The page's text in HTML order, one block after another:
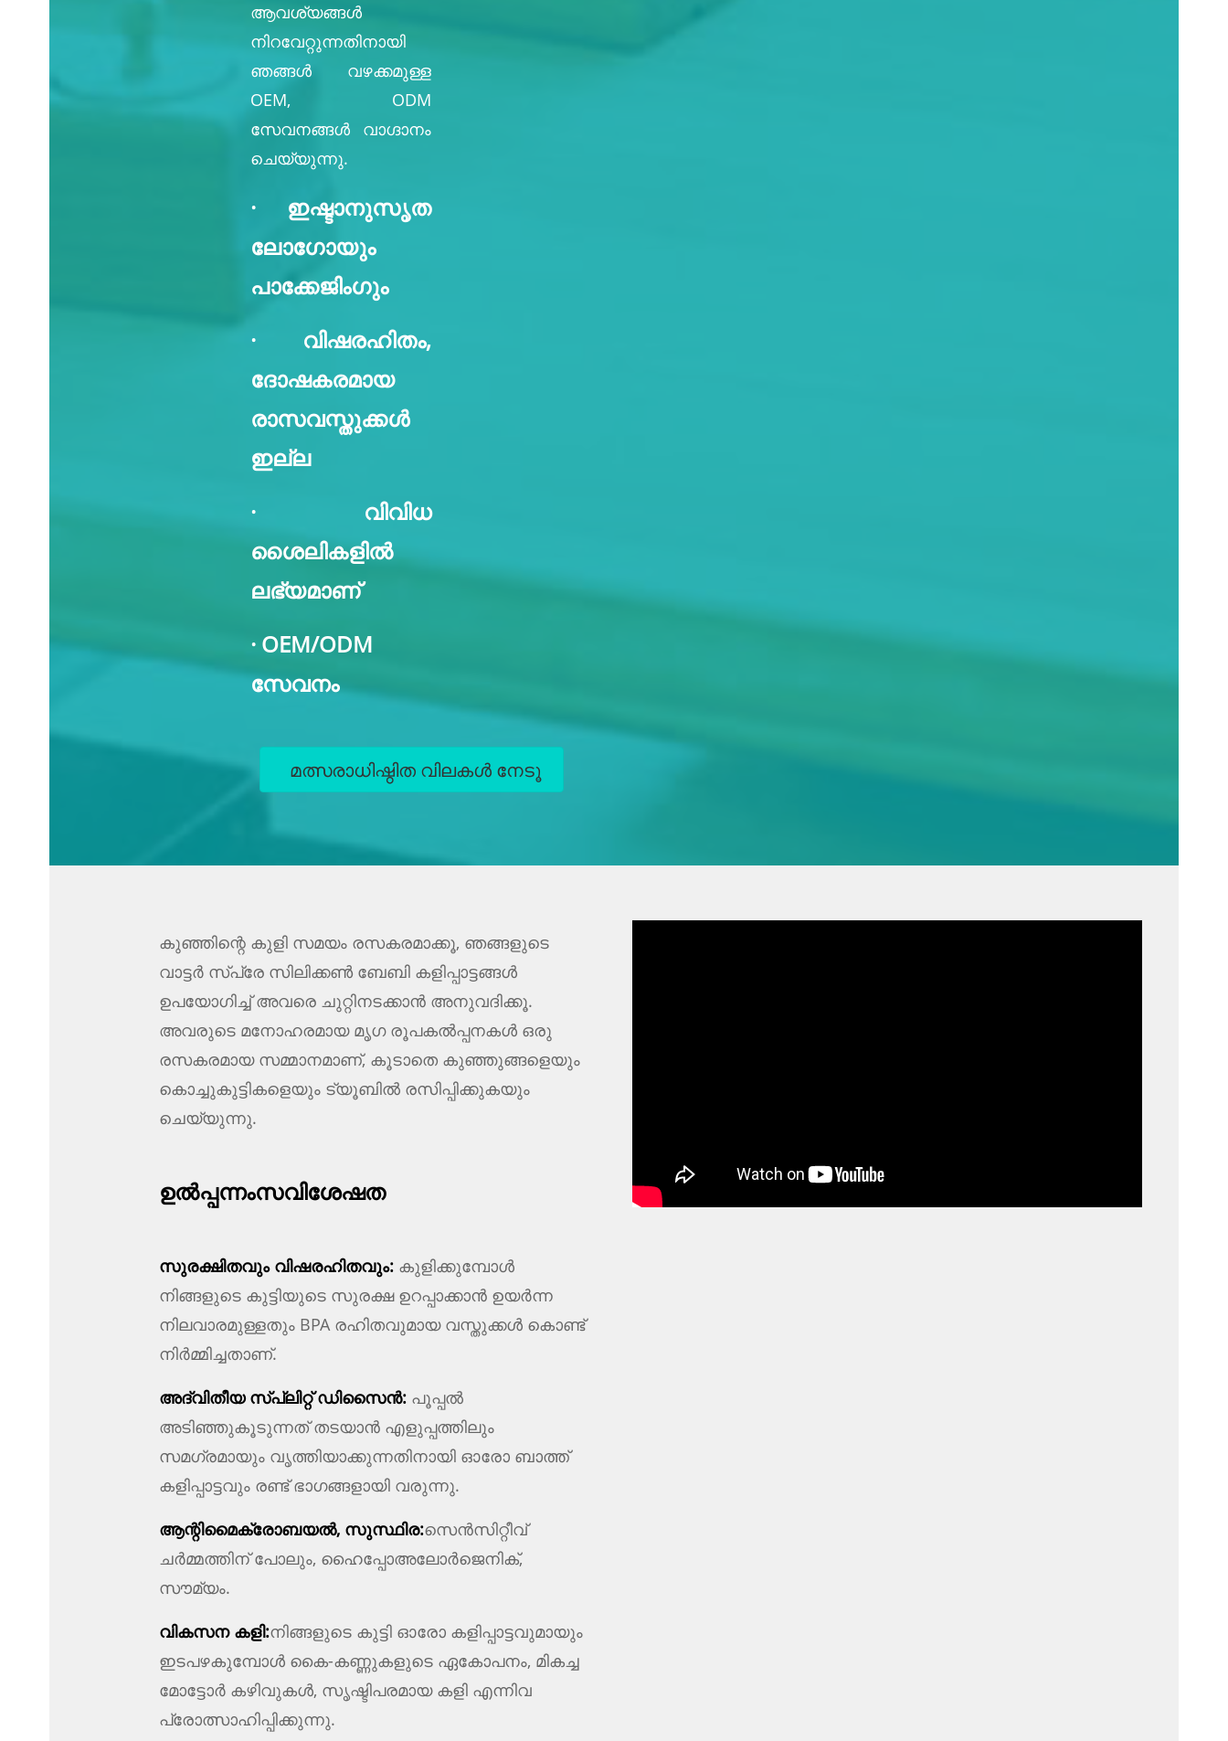
ആവശ്യങ്ങൾ
നിറവേറ്റുന്നതിനായി
ഞങ്ങൾ വഴക്കമുള്ള
OEM, ODM
സേവനങ്ങൾ വാഗ്ദാനം
ചെയ്യുന്നു.
· ഇഷ്ടാനുസൃത
ലോഗോയും
പാക്കേജിംഗും
· വിഷരഹിതം,
ദോഷകരമായ
രാസവസ്തുക്കൾ
ഇല്ല
· വിവിധ
ശൈലികളിൽ
ലഭ്യമാണ്
· OEM/ODM
സേവനം
മത്സരാധിഷ്ഠിത വിലകൾ നേടൂ
കുഞ്ഞിന്റെ കുളി സമയം രസകരമാക്കൂ, ഞങ്ങളുടെ
വാട്ടർ സ്പ്രേ സിലിക്കൺ ബേബി കളിപ്പാട്ടങ്ങൾ
ഉപയോഗിച്ച് അവരെ ചുറ്റിനടക്കാൻ അനുവദിക്കൂ.
അവരുടെ മനോഹരമായ മൃഗ രൂപകൽപ്പനകൾ ഒരു
രസകരമായ സമ്മാനമാണ്, കൂടാതെ കുഞ്ഞുങ്ങളെയും
കൊച്ചുകുട്ടികളെയും ട്യൂബിൽ രസിപ്പിക്കുകയും
ചെയ്യുന്നു.
ഉൽപ്പന്നംസവിശേഷത
സുരക്ഷിതവും വിഷരഹിതവും: കുളിക്കുമ്പോൾ
നിങ്ങളുടെ കുട്ടിയുടെ സുരക്ഷ ഉറപ്പാക്കാൻ ഉയർന്ന
നിലവാരമുള്ളതും BPA രഹിതവുമായ വസ്തുക്കൾ കൊണ്ട്
നിർമ്മിച്ചതാണ്.
അദ്വിതീയ സ്പ്ലിറ്റ് ഡിസൈൻ: പൂപ്പൽ
അടിഞ്ഞുകൂടുന്നത് തടയാൻ എളുപ്പത്തിലും
സമഗ്രമായും വൃത്തിയാക്കുന്നതിനായി ഓരോ ബാത്ത്
കളിപ്പാട്ടവും രണ്ട് ഭാഗങ്ങളായി വരുന്നു.
ആന്റിമൈക്രോബയൽ, സുസ്ഥിര:സെൻസിറ്റീവ്
ചർമ്മത്തിന് പോലും, ഹൈപ്പോഅലോർജെനിക്,
സൗമ്യം.
വികസന കളി:നിങ്ങളുടെ കുട്ടി ഓരോ കളിപ്പാട്ടവുമായും
ഇടപഴകുമ്പോൾ കൈ-കണ്ണുകളുടെ ഏകോപനം, മികച്ച
മോട്ടോർ കഴിവുകൾ, സൃഷ്ടിപരമായ കളി എന്നിവ
പ്രോത്സാഹിപ്പിക്കുന്നു.